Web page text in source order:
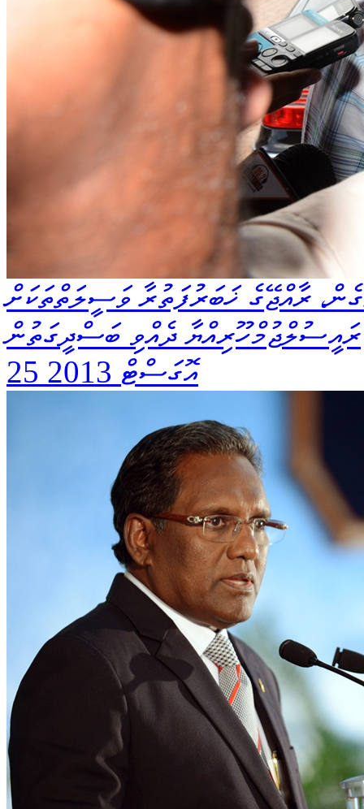
ރާއްޖޭގެ ޚަބަރުފަތުރާ ވަސީލަތްތަކަށް
ރައީސުލްޖުމްހޫރިއްޔާ ދެއްވި ބަސްދީގަތުން
25 އޮގަސްޓް 2013